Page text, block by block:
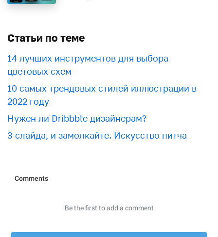
Статьи по теме
​​14 лучших инструментов для выбора
цветовых схем
10 самых трендовых стилей иллюстрации в
2022 году
Нужен ли Dribbble дизайнерам?
3 слайда, и замолкайте. Искусство питча